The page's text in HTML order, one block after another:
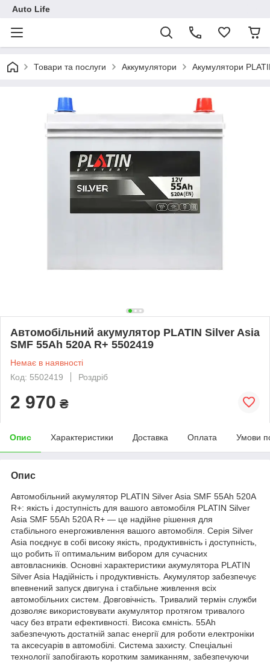
Auto Life
Товари та послуги Аккумулятори Акумулятори
Автомобільний акумулятор PLATIN Silver Asia
SMF 55Ah 520A R+ 5502419
Немає в наявності
Код: 5502419
Роздріб
2 970 ₴
Опис Характеристики Доставка Оплата Умови
Опис
Автомобільний акумулятор PLATIN Silver Asia SMF 55Ah 520A
R+: якість і доступність для вашого автомобіля PLATIN Silver
Asia SMF 55Ah 520A R+ — це надійне рішення для
стабільного енергоживлення вашого автомобіля. Серія Silver
Asia поєднує в собі високу якість, продуктивність і доступність,
що робить її оптимальним вибором для сучасних
автовласників. Основні характеристики акумулятора PLATIN
Silver Asia Надійність і продуктивність. Акумулятор забезпечує
впевнений запуск двигуна і стабільне живлення всіх
автомобільних систем. Довговічність. Тривалий термін служби
дозволяє використовувати акумулятор протягом тривалого
часу без втрати ефективності. Висока ємність. 55Ah
забезпечують достатній запас енергії для роботи електроніки
та аксесуарів в автомобілі. Система захисту. Спеціальні
технології запобігають коротким замиканням, забезпечуючи